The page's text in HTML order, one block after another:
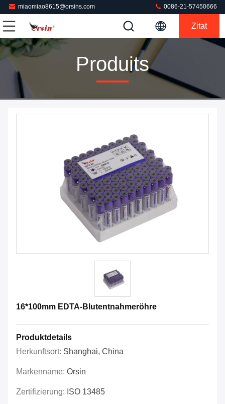
miaomiao8615@orsins.com 0086-21-57450666
Zitat
Produits
16*100mm EDTA-Blutentnahmeröhre
Produktdetails
Herkunftsort: Shanghai, China
Markenname: Orsin
Zertifizierung: ISO 13485